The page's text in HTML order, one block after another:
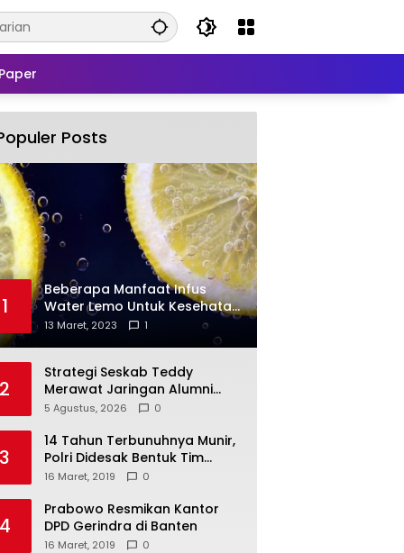
Posts
1
Beberapa Manfaat Infus
Water Lemo Untuk Kesehatan
Anda
13 Maret, 2023 1
2
Strategi Seskab Teddy
Merawat Jaringan Alumni
Akademi TNI-Polri 2011 Dinilai
Membangun Loyalitas
5 Agustus, 2026 0
3
14 Tahun Terbunuhnya Munir,
Polri Didesak Bentuk Tim
Khusus
16 Maret, 2019 0
4
Prabowo Resmikan Kantor
DPD Gerindra di Banten
16 Maret, 2019 0